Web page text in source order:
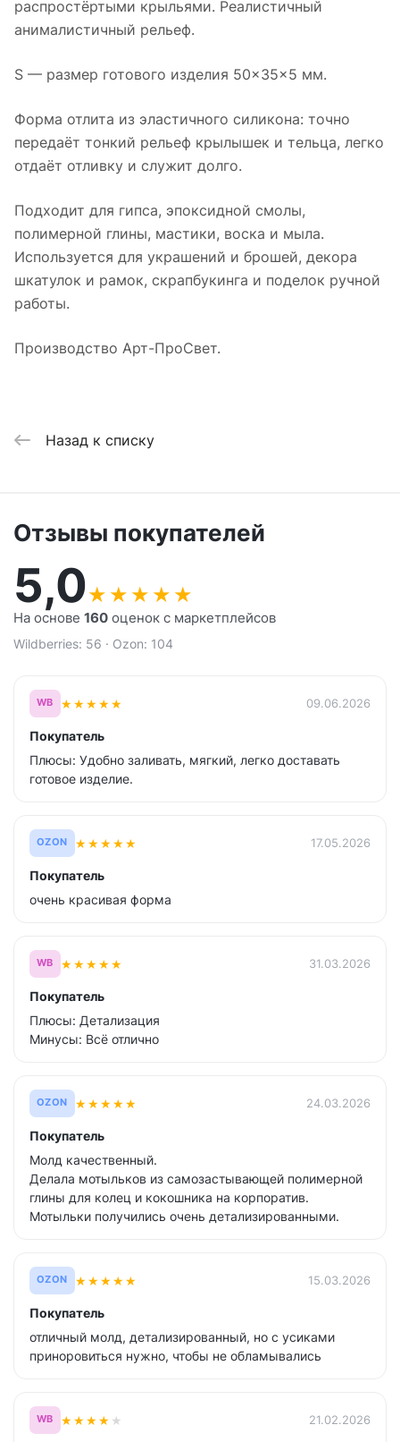
распростёртыми крыльями. Реалистичный
анималистичный рельеф.
S — размер готового изделия 50×35×5 мм.
Форма отлита из эластичного силикона: точно
передаёт тонкий рельеф крылышек и тельца, легко
отдаёт отливку и служит долго.
Подходит для гипса, эпоксидной смолы,
полимерной глины, мастики, воска и мыла.
Используется для украшений и брошей, декора
шкатулок и рамок, скрапбукинга и поделок ручной
работы.
Производство Арт-ПроСвет.
Назад к списку
Отзывы покупателей
5,0★ ★ ★ ★ ★
На основе 160 оценок с маркетплейсов
Wildberries: 56 · Ozon: 104
WB ★★★★★ 09.06.2026
Покупатель
Плюсы: Удобно заливать, мягкий, легко доставать
готовое изделие.
OZON ★★★★★ 17.05.2026
Покупатель
очень красивая форма
WB ★★★★★ 31.03.2026
Покупатель
Плюсы: Детализация
Минусы: Всё отлично
OZON ★★★★★ 24.03.2026
Покупатель
Молд качественный.
Делала мотыльков из самозастывающей полимерной
глины для колец и кокошника на корпоратив.
Мотыльки получились очень детализированными.
OZON ★★★★★ 15.03.2026
Покупатель
отличный молд, детализированный, но с усиками
приноровиться нужно, чтобы не обламывались
WB ★★★★ ★ 21.02.2026